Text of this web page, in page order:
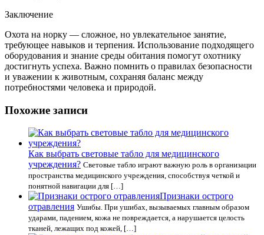
Заключение
Охота на норку — сложное, но увлекательное занятие,
требующее навыков и терпения. Использование подходящего
оборудования и знание среды обитания помогут охотнику
достигнуть успеха. Важно помнить о правилах безопасности
и уважении к животным, сохраняя баланс между
потребностями человека и природой.
Похожие записи
Как выбрать световые табло для медицинского
учреждения? Световые табло играют важную роль в организации
пространства медицинского учреждения, способствуя четкой и
понятной навигации для […]
Признаки острого
отравления Ушибы. При ушибах, вызываемых главным образом
ударами, падением, кожа не повреждается, а нарушается целость
тканей, лежащих под кожей, […]